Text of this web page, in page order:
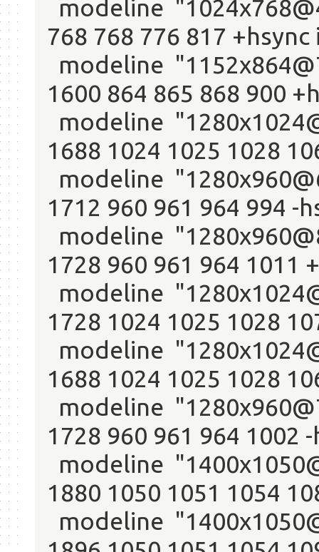
modeline
768 768 776 817
modeline
1600 864 865 868 900
modeline
1688 1024 1025 1028
modeline
1712 960 961 964 994 -
modeline
1728 960 961 964 1011
modeline
1728 1024 1025 1028
modeline
1688 1024 1025 1028
modeline
1728 960 961 964 1002
modeline
1880 1050 1051 1054
modeline